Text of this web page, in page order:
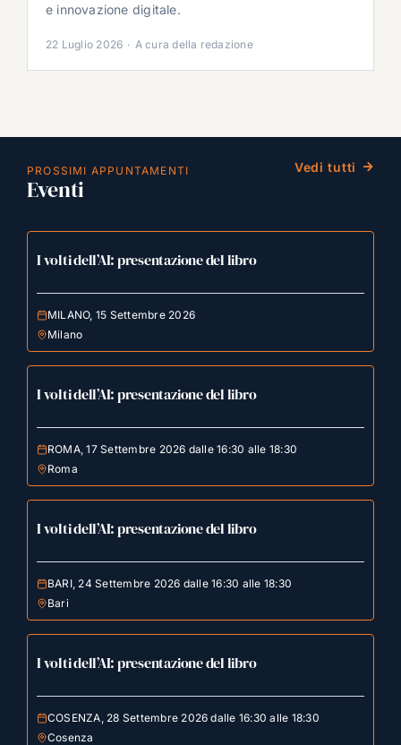
e innovazione digitale.
22 Luglio 2026 · A cura della redazione
PROSSIMI APPUNTAMENTI
Eventi
Vedi tutti
I volti dell’AI: presentazione del libro
MILANO, 15 Settembre 2026
Milano
I volti dell’AI: presentazione del libro
ROMA, 17 Settembre 2026 dalle 16:30 alle 18:30
Roma
I volti dell’AI: presentazione del libro
BARI, 24 Settembre 2026 dalle 16:30 alle 18:30
Bari
I volti dell’AI: presentazione del libro
COSENZA, 28 Settembre 2026 dalle 16:30 alle 18:30
Cosenza